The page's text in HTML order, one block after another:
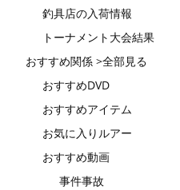
釣具店の入荷情報
トーナメント大会結果
おすすめ関係 >全部見る
おすすめDVD
おすすめアイテム
お気に入りルアー
おすすめ動画
事件事故